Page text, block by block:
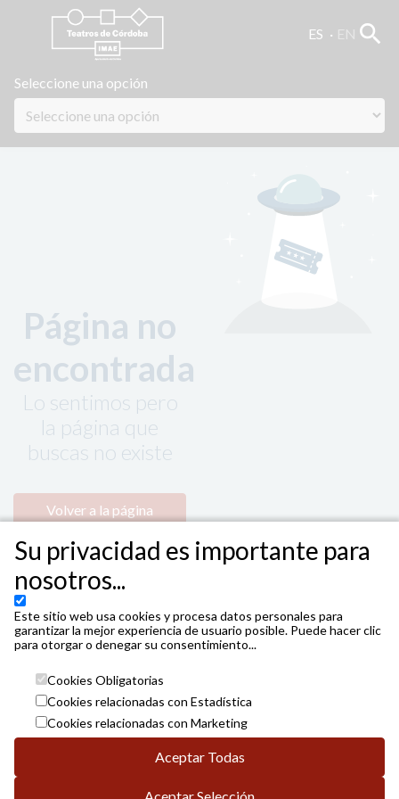
ES search
Seleccione una opción
Página no
encontrada
Lo sentimos pero
la página que
buscas no existe
Volver a la página
Su privacidad es importante para
nosotros...
Este sitio web usa cookies y procesa datos personales para
garantizar la mejor experiencia de usuario posible. Puede hacer clic
para otorgar o denegar su consentimiento...
Cookies Obligatorias
Cookies relacionadas con Estadística
Cookies relacionadas con Marketing
Aceptar Todas